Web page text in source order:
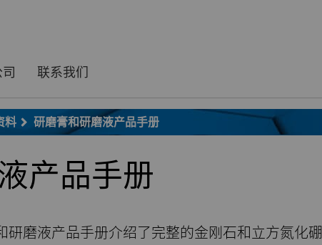
联系我们
料 研磨膏和研磨液产品手册
产品手册
研磨液产品手册介绍了完整的金刚石和立方氮化硼